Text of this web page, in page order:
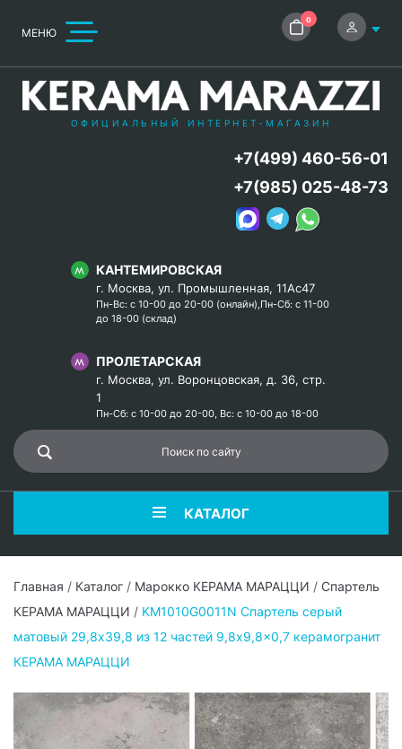
МЕНЮ
0
ОФИЦИАЛЬНЫЙ ИНТЕРНЕТ-МАГАЗИН
КАНТЕМИРОВСКАЯ
г. Москва, ул. Промышленная, 11Ас47
Пн-Вс: с 10-00 до 20-00 (онлайн),Пн-Сб: с 11-00
до 18-00 (склад)
ПРОЛЕТАРСКАЯ
г. Москва, ул. Воронцовская, д. 36, стр.
1
Пн-Сб: с 10-00 до 20-00, Вс: с 10-00 до 18-00
+7(499) 460-56-01
+7(985) 025-48-73
КАТАЛОГ
Главная / Каталог / Марокко КЕРАМА МАРАЦЦИ / Спартель
КЕРАМА МАРАЦЦИ / KM1010G0011N Спартель серый
матовый 29,8х39,8 из 12 частей 9,8x9,8x0,7 керамогранит
КЕРАМА МАРАЦЦИ